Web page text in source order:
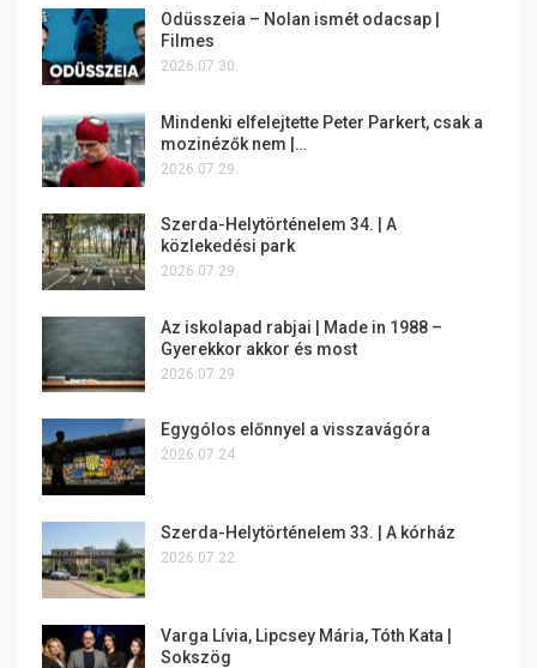
Odüsszeia – Nolan ismét odacsap |
Filmes
2026.07.30.
Mindenki elfelejtette Peter Parkert, csak a
mozinézők nem |…
2026.07.29.
Szerda-Helytörténelem 34. | A
közlekedési park
2026.07.29.
Az iskolapad rabjai | Made in 1988 –
Gyerekkor akkor és most
2026.07.29.
Egygólos előnnyel a visszavágóra
2026.07.24.
Szerda-Helytörténelem 33. | A kórház
2026.07.22.
Varga Lívia, Lipcsey Mária, Tóth Kata |
Sokszög